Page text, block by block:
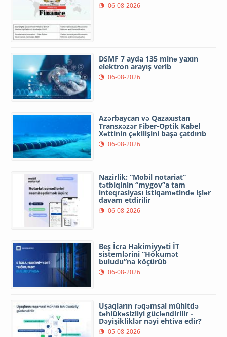
06-08-2026
DSMF 7 ayda 135 minə yaxın
elektron arayış verib
06-08-2026
Azərbaycan və Qazaxıstan
Transxəzər Fiber-Optik Kabel
Xəttinin çəkilişini başa çatdırıb
06-08-2026
Nazirlik: “Mobil notariat”
tətbiqinin “mygov”a tam
inteqrasiyası istiqamətində işlər
davam etdirilir
06-08-2026
Beş İcra Hakimiyyəti İT
sistemlərini “Hökumət
buludu”na köçürüb
06-08-2026
Uşaqların rəqəmsal mühitdə
təhlükəsizliyi gücləndirilir -
Dəyişikliklər nəyi ehtiva edir?
05-08-2026